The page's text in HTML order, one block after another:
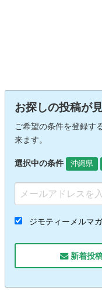
お探しの投稿が
ご希望の条件を登録す
来ます。
選択中の条件 沖縄県
ジモティーメルマ
新着投